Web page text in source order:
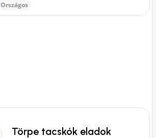
Országos
Törpe tacskók eladok